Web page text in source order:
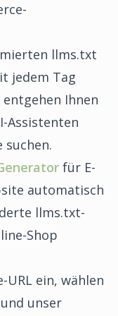
llms.txt
jedem Tag
Ihnen
Assistenten
suchen.
für E-
automatisch
llms.txt-
Shop
URL ein, wählen
unser